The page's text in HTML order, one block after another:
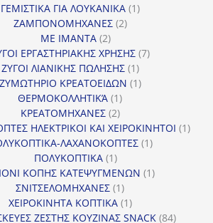
προϊόντα
ΓΕΜΙΣΤΙΚΑ ΓΙΑ ΛΟΥΚΑΝΙΚΑ 11
ΖΑΜΠΟΝΟΜΗΧΑΝΕΣ 22
ΜΕ ΙΜΑΝΤΑ 22
προϊόντα
ΕΡΓΑΣΤΗΡΙΑΚΗΣ ΧΡΗΣΗΣ 77
ΖΥΓΟΙ ΛΙΑΝΙΚΗΣ ΠΩΛΗΣΗΣ 11
προϊόν
ΖΥΜΩΤΗΡΙΟ ΚΡΕΑΤΟΕΙΔΩΝ 11
ΘΕΡΜΟΚΟΛΛΗΤΙΚΆ 11
προϊόν
ΚΡΕΑΤΟΜΗΧΑΝΕΣ 22
προϊόντα
ΗΛΕΚΤΡΙΚΟΙ ΚΑΙ ΧΕΙΡΟΚΙΝΗΤΟΙ 11
ΛΑΧΑΝΟΚΟΠΤΕΣ 11
ΠΟΛΥΚΟΠΤΙΚΑ 11
προϊόν
ΚΟΠΗΣ ΚΑΤΕΨΥΓΜΕΝΩΝ 11
ΣΝΙΤΣΕΛΟΜΗΧΑΝΕΣ 11
προϊόν
ΧΕΙΡΟΚΙΝΗΤΑ ΚΟΠΤΙΚΑ 11
προϊόν
ΖΕΣΤΗΣ ΚΟΥΖΙΝΑΣ SNACK 8484